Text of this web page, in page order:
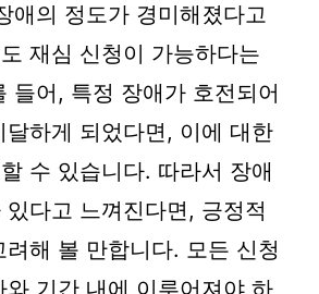
애의 정도가 경미해졌다고
재심 신청이 가능하다는
들어, 특정 장애가 호전되어
달하게 되었다면, 이에 대한
수 있습니다. 따라서 장애
다고 느껴진다면, 긍정적
해 볼 만합니다. 모든 신청
와 기간 내에 이루어져야 하